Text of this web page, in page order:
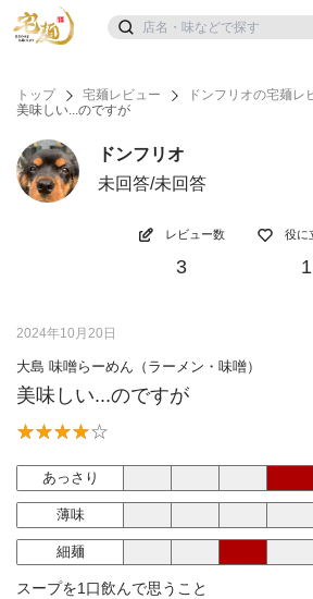
トップ 宅麺レビュー
ドンフリオの宅麺レ
美味しい...のですが
ドンフリオ
未回答/未回答
レビュー数
3
役に
1
2024年10月20日
大島 味噌らーめん（ラーメン・味噌）
美味しい...のですが
あっさり
薄味
細麺
スープを1口飲んで思うこと